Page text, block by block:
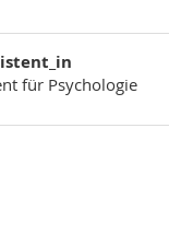
für Psychologie